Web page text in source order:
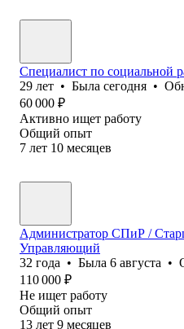
Специалист по социальной
29 лет • Была сегодня •
60 000 ₽
Активно ищет работу
Общий опыт
7 лет 10 месяцев
Администратор СПиР /
Управляющий
32 года • Была 6 августа •
110 000 ₽
Не ищет работу
Общий опыт
13 лет 9 месяцев